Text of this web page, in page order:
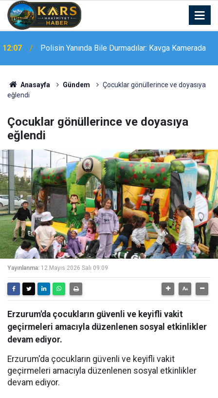
12:02
Hak Ediyor”
Anasayfa Gündem
Çocuklar gönüllerince ve doyasıya
eğlendi
Çocuklar gönüllerince ve doyasıya
eğlendi
Yayınlanma: 12 Mayıs 2026 Salı 09:09
Erzurum'da çocukların güvenli ve keyifli vakit
geçirmeleri amacıyla düzenlenen sosyal etkinlikler
devam ediyor.
Erzurum'da çocukların güvenli ve keyifli vakit
geçirmeleri amacıyla düzenlenen sosyal etkinlikler
devam ediyor.